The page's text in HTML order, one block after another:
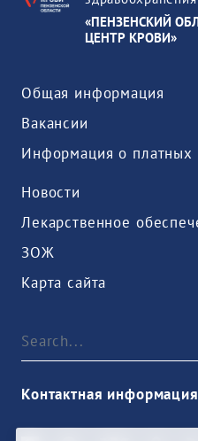
«ПЕНЗЕНСКИЙ
ЦЕНТР КРОВИ»
Общая информация
Вакансии
Новости
Лекарственное
ЗОЖ
Карта сайта
Контактная информация